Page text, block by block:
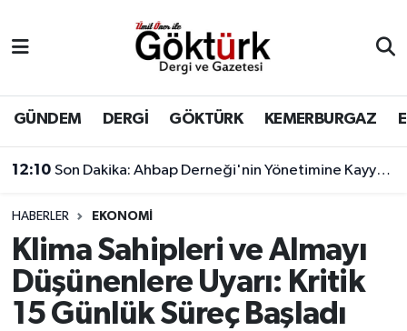
GÜNDEM DERGİ GÖKTÜRK KEMERBURGAZ
12:10 Son Dakika: Ahbap Derneği'nin Yönetimine Kayyum Atandı
HABERLER EKONOMİ
Klima Sahipleri ve Almayı
Düşünenlere Uyarı: Kritik
15 Günlük Süreç Başladı
BİLİM
DERGİ
DÜNYA
EĞİTİM
EKONOMİ
Eyüpsultan Hava Durumu
Eyüpsultan Trafik Yoğunluk Haritası
Süper Lig Puan Durumu ve Fikstür
Tüm Manşetler
Son Dakika Haberleri
Haber Arşivi